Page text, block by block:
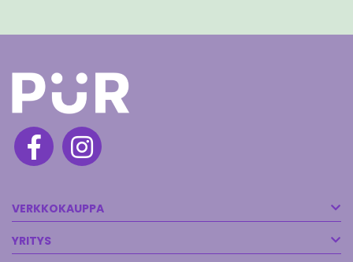
VERKKOKAUPPA
YRITYS